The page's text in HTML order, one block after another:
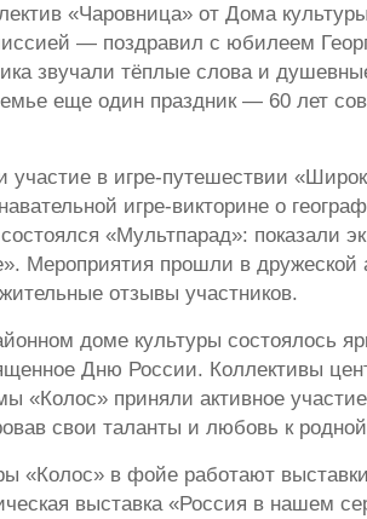
«Чаровница» от Дома
— поздравил с юбилеем
звучали тёплые слова и
еще один праздник — 60 лет
участие в игре‑путешествии
игре-викторине о
«Мультпарад»: показали
Мероприятия прошли в
отзывы участников.
доме культуры состоялось
Дню России. Коллективы
«Колос» приняли активное
свои таланты и любовь к
«Колос» в фойе работают
выставка «Россия в нашем